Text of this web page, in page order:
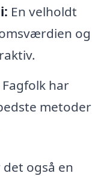
En velholdt
og
Fagfolk har
metoder
også en